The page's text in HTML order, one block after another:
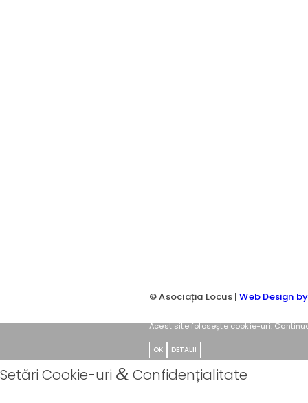
© Asociația Locus |Web Design
Acest site folosește cookie-uri.
OK DETALII
Setări Cookie-uri &Confidențialitate